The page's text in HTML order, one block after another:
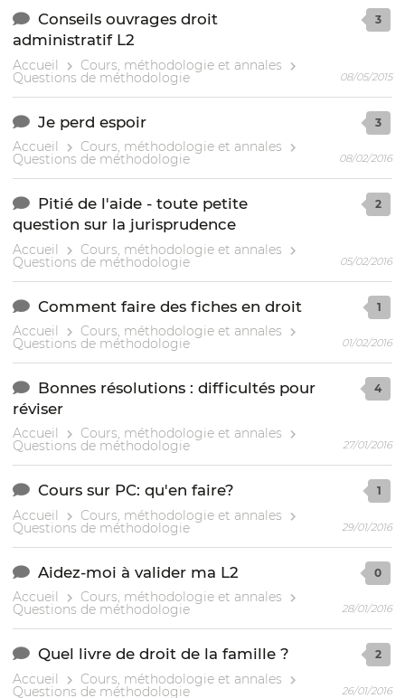
Conseils ouvrages droit
administratif L2
Accueil Cours, méthodologie et annales
Questions de méthodologie
3
08/05/2015
Je perd espoir
Accueil Cours, méthodologie et annales
Questions de méthodologie
3
08/02/2016
Pitié de l'aide - toute petite
question sur la jurisprudence
Accueil Cours, méthodologie et annales
Questions de méthodologie
2
05/02/2016
Comment faire des fiches en droit
Accueil Cours, méthodologie et annales
Questions de méthodologie
1
01/02/2016
Bonnes résolutions : difficultés pour
réviser
Accueil Cours, méthodologie et annales
Questions de méthodologie
4
27/01/2016
Cours sur PC: qu'en faire?
Accueil Cours, méthodologie et annales
Questions de méthodologie
1
29/01/2016
Aidez-moi à valider ma L2
Accueil Cours, méthodologie et annales
Questions de méthodologie
0
28/01/2016
Quel livre de droit de la famille ?
Accueil Cours, méthodologie et annales
Questions de méthodologie
2
26/01/2016